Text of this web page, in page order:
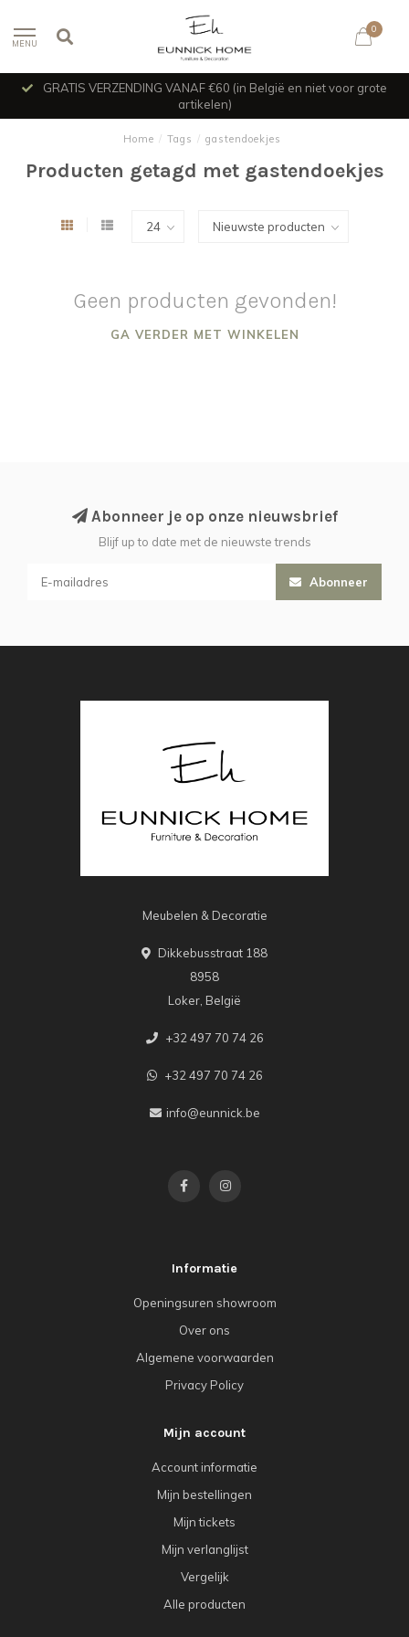
MENU
0
GRATIS VERZENDING VANAF €60 (in België en niet voor grote
artikelen)
Home / Tags / gastendoekjes
Producten getagd met gastendoekjes
Geen producten gevonden!
GA VERDER MET WINKELEN
Abonneer je op onze nieuwsbrief
Blijf up to date met de nieuwste trends
Abonneer
Meubelen & Decoratie
Dikkebusstraat 188
8958
Loker, België
+32 497 70 74 26
+32 497 70 74 26
info@eunnick.be
Informatie
Openingsuren showroom
Over ons
Algemene voorwaarden
Privacy Policy
Mijn account
Account informatie
Mijn bestellingen
Mijn tickets
Mijn verlanglijst
Vergelijk
Alle producten